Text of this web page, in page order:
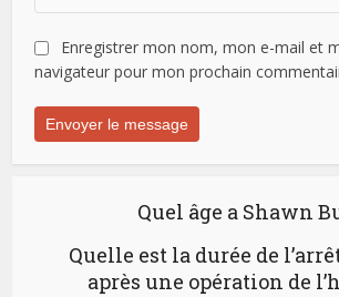
Enregistrer mon nom, mon e-mail et
navigateur pour mon prochain
Quel âge a Shawn
Quelle est la durée de
après une opération de